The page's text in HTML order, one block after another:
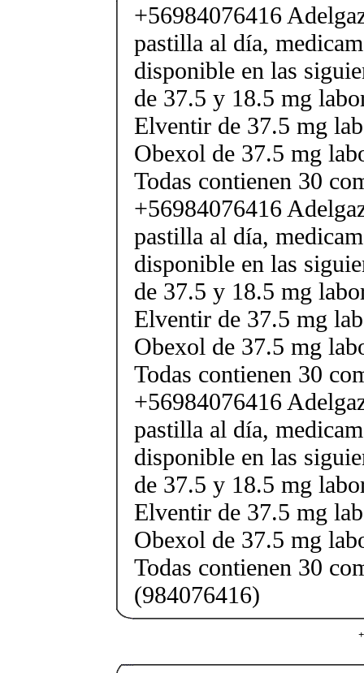
+56984076416
pastilla al día,
disponible en las
de 37.5 y 18.5 mg
Elventir de 37.5 mg
Obexol de 37.5 mg
Todas contienen 30
+56984076416
pastilla al día,
disponible en las
de 37.5 y 18.5 mg
Elventir de 37.5 mg
Obexol de 37.5 mg
Todas contienen 30
+56984076416
pastilla al día,
disponible en las
de 37.5 y 18.5 mg
Elventir de 37.5 mg
Obexol de 37.5 mg
Todas contienen 30
(984076416)